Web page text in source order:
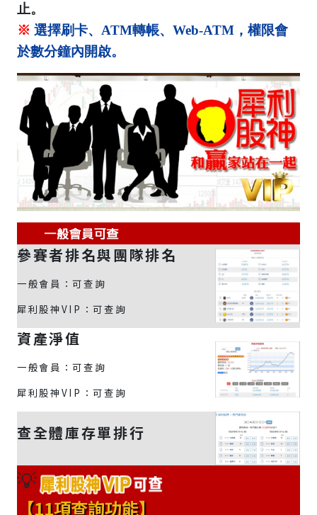
止。
※ 選擇刷卡、ATM轉帳、Web-ATM，權限會
於數分鐘內開啟。
參賽者排名與團隊排名
一般會員：可查詢
犀利股神VIP：可查詢
資產淨值
一般會員：可查詢
犀利股神VIP：可查詢
查全體庫存單排行
💡
【11項查詢功能】